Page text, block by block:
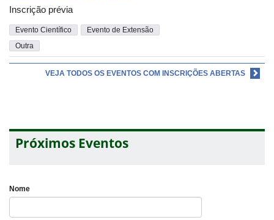
Inscrição prévia
Evento Científico
Evento de Extensão
Outra
VEJA TODOS OS EVENTOS COM INSCRIÇÕES ABERTAS
Próximos Eventos
Nome